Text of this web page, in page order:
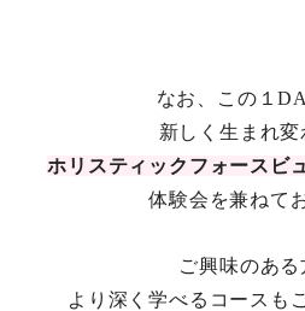
なお、この１
新しく生まれ変
ホリスティックフォース ビ
体験会を兼ねて
ご興味のある
より深く学べるコースも